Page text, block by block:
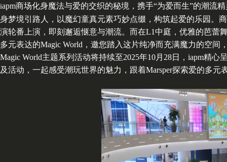
iapm商场化身魔法与爱的交织的秘境，携手“为爱而生”的潮流
身梦境引路人，以魔幻童真元素巧妙点缀，构筑起爱的乐园。
演轮番上演，即刻邂逅惬意与潮流。而在L1中庭，优雅的芭蕾
多元表达的Magic World，邀您踏入这片纯净而充满魔力的空
Magic World主题系列活动将持续至2025年10月28日，iapm精
及活动，一起感受潮玩世界的魅力，跟着Marsper探索爱的多元